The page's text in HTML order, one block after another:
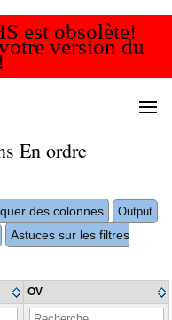
est obsolète!
version du
En ordre
des colonnes
Output
Astuces sur les filtres
OV